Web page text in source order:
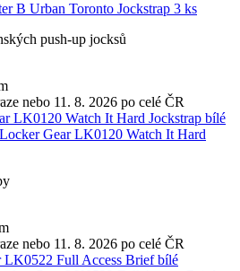
B Urban Toronto Jockstrap 3 ks
push-up jocksů
nebo 11. 8. 2026 po celé ČR
Gear LK0120 Watch It Hard
nebo 11. 8. 2026 po celé ČR